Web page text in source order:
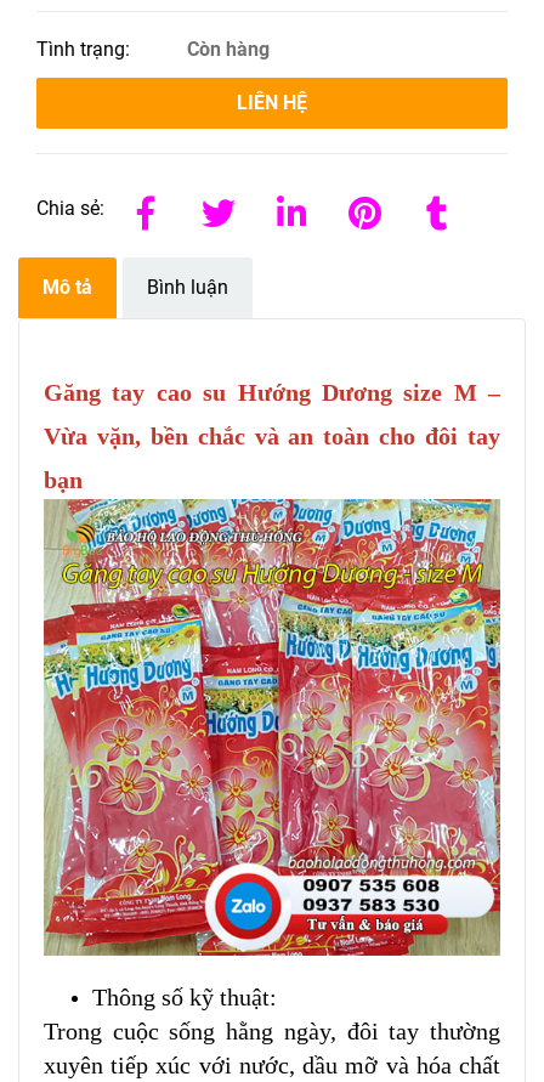
Tình trạng: Còn hàng
LIÊN HỆ
Chia sẻ:
Mô tả Bình luận
Găng tay cao su Hướng Dương size M –
Vừa vặn, bền chắc và an toàn cho đôi tay
bạn
Thông số kỹ thuật:
Trong cuộc sống hằng ngày, đôi tay thường
xuyên tiếp xúc với nước, dầu mỡ và hóa chất